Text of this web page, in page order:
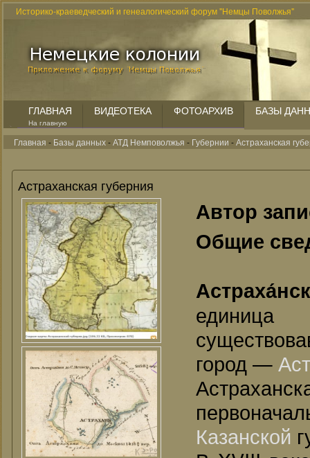
Историко-краеведческий и генеалогический форум "Немцы Поволжья"
ГЛАВНАЯ
На главную
ВИДЕОТЕКА ФОТОАРХИВ БАЗЫ
Главная - Базы данных-АТД Немповолжья - Губернии -Астраханская
Астраханская губерния
Автор
Общие
город —
Казанской